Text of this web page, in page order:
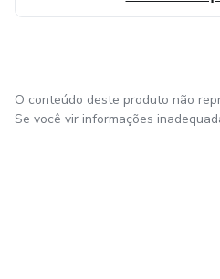
O conteúdo deste produto não
Se você vir informações